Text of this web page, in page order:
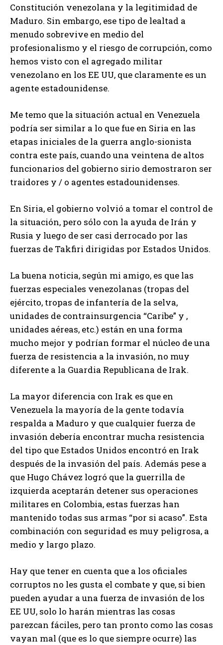
Constitución venezolana y la legitimidad de
Maduro. Sin embargo, ese tipo de lealtad a
menudo sobrevive en medio del
profesionalismo y el riesgo de corrupción, como
hemos visto con el agregado militar
venezolano en los EE UU, que claramente es un
agente estadounidense.
Me temo que la situación actual en Venezuela
podría ser similar a lo que fue en Siria en las
etapas iniciales de la guerra anglo-sionista
contra este país, cuando una veintena de altos
funcionarios del gobierno sirio demostraron ser
traidores y / o agentes estadounidenses.
En Siria, el gobierno volvió a tomar el control de
la situación, pero sólo con la ayuda de Irán y
Rusia y luego de ser casi derrocado por las
fuerzas de Takfiri dirigidas por Estados Unidos.
La buena noticia, según mi amigo, es que las
fuerzas especiales venezolanas (tropas del
ejército, tropas de infantería de la selva,
unidades de contrainsurgencia “Caribe” y ,
unidades aéreas, etc.) están en una forma
mucho mejor y podrían formar el núcleo de una
fuerza de resistencia a la invasión, no muy
diferente a la Guardia Republicana de Irak.
La mayor diferencia con Irak es que en
Venezuela la mayoría de la gente todavía
respalda a Maduro y que cualquier fuerza de
invasión debería encontrar mucha resistencia
del tipo que Estados Unidos encontró en Irak
después de la invasión del país. Además pese a
que Hugo Chávez logró que la guerrilla de
izquierda aceptarán detener sus operaciones
militares en Colombia, estas fuerzas han
mantenido todas sus armas “por si acaso”. Esta
combinación con seguridad es muy peligrosa, a
medio y largo plazo.
Hay que tener en cuenta que a los oficiales
corruptos no les gusta el combate y que, si bien
pueden ayudar a una fuerza de invasión de los
EE UU, solo lo harán mientras las cosas
parezcan fáciles, pero tan pronto como las cosas
vayan mal (que es lo que siempre ocurre) las